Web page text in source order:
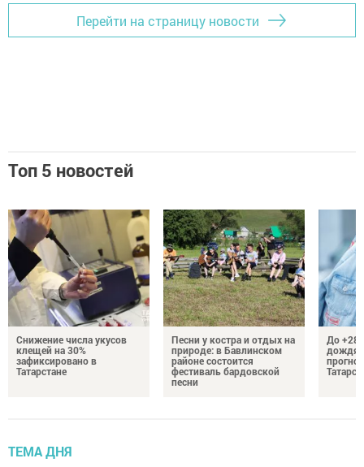
Перейти на страницу новости
Топ 5 новостей
Снижение числа укусов
клещей на 30%
зафиксировано в
Татарстане
Песни у костра и отдых на
природе: в Бавлинском
районе состоится
фестиваль бардовской
песни
До +28
ТЕМА ДНЯ